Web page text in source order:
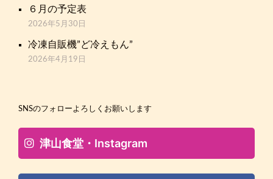
６月の予定表
2026年5月30日
冷凍自販機”ど冷えもん”
2026年4月19日
SNSのフォローよろしくお願いします
津山食堂・Instagram